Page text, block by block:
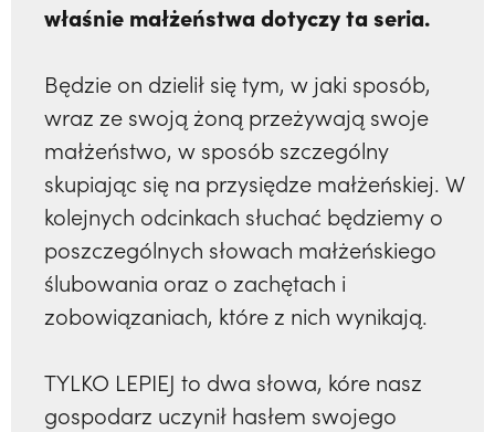
właśnie małżeństwa dotyczy ta seria.
Będzie on dzielił się tym, w jaki sposób,
wraz ze swoją żoną przeżywają swoje
małżeństwo, w sposób szczególny
skupiając się na przysiędze małżeńskiej. W
kolejnych odcinkach słuchać będziemy o
poszczególnych słowach małżeńskiego
ślubowania oraz o zachętach i
zobowiązaniach, które z nich wynikają.
TYLKO LEPIEJ to dwa słowa, kóre nasz
gospodarz uczynił hasłem swojego